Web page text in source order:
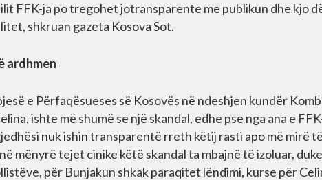
FFK-ja po tregohet jotransparente me publikun dhe kjo
shkruan gazeta Kosova Sot.
ardhmen
e Përfaqësueses së Kosovës në ndeshjen kundër
ishte më shumë se një skandal, edhe pse nga ana e
nuk ishin transparentë rreth këtij rasti apo më mirë
mënyrë tejet cinike këtë skandal ta mbajnë të izoluar,
për Bunjakun shkak paraqitet lëndimi, kurse për